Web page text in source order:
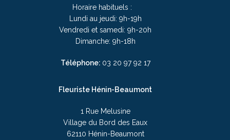
Horaire habituels :
Lundi au jeudi: 9h-19h
Vendredi et samedi: 9h-20h
Dimanche: 9h-18h
Téléphone: 03 20 97 92 17
Fleuriste Hénin-Beaumont
1 Rue Melusine
Village du Bord des Eaux
62110 Hénin-Beaumont